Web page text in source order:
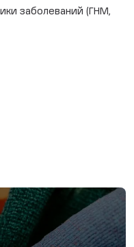
заболеваний (ГНМ,